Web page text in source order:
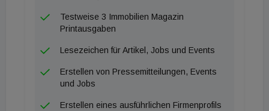
Flächen neu genutzt, darunter ein ehemaliges
Universitätsgebäude sowie eine bisherige
Parkplatzfläche. Die Gebäude gruppieren sich
Testweise 3 Immobilien Magazin
Printausgaben
Lesezeichen für Artikel, Jobs und Events
Erstellen von Pressemitteilungen, Events
und Jobs
Erstellen eines ausführlichen Firmenprofils